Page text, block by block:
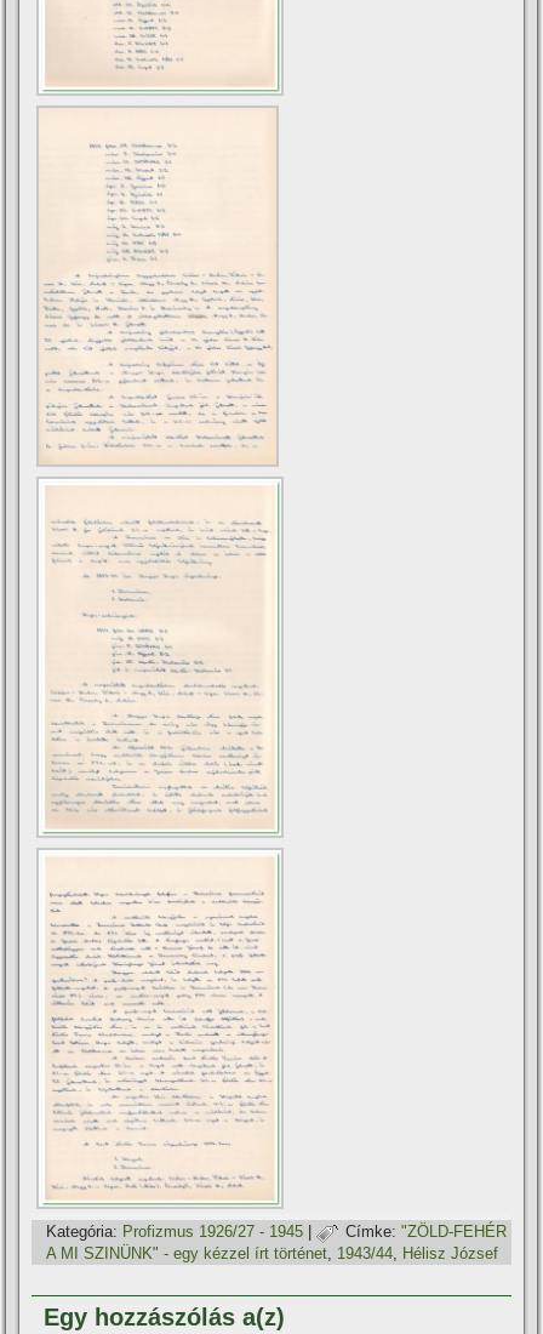
Kategória: Profizmus 1926/27 - 1945 | Címke: "ZÖLD-FEHÉR
A MI SZINÜNK" - egy kézzel í­rt történet 1943/44 Hélisz József
Egy hozzászólás a(z)